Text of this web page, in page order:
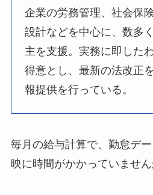
企業の労務管理、社会保
設計などを中心に、数多
主を支援。実務に即した
得意とし、最新の法改正
報提供を行っている。
毎月の給与計算で、勤怠デ
映に時間がかかっていません